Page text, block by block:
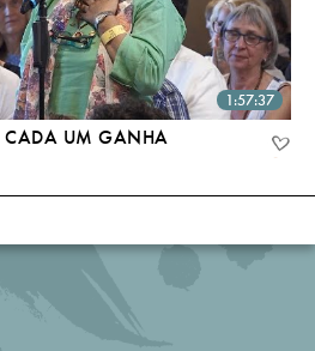
1:57:37
CADA UM GANHA